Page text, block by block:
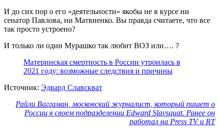
И до сих пор о его «деятельности» якобы не в курсе ни
сенатор Павлова, ни Матвиенко. Вы правда считаете, что все
так просто устроено?
И только ли один Мурашко так любит ВОЗ или…. ?
Материнская смертность в России утроилась в
2021 году: возможные следствия и причины
Источник: Эдвард Славскват
Райли Ваггаман, московский журналист, который пишет о
России в своем подразделении Edward Slavsquat. Ранее он
работал на Press TV и RT